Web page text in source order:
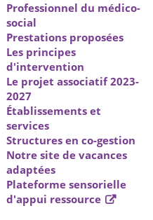
Professionnel du médico-
social
Prestations proposées
Les principes
d'intervention
Le projet associatif 2023-
2027
Établissements et
services
Structures en co-gestion
Notre site de vacances
adaptées
Plateforme sensorielle
d'appui ressource